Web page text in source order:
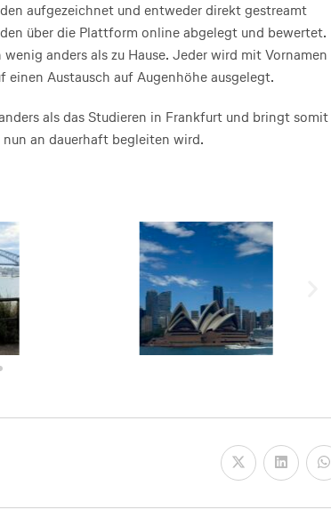
aufgezeichnet und entweder direkt gestreamt
über die Plattform online abgelegt und bewertet.
anders als zu Hause. Jeder wird mit Vornamen
Austausch auf Augenhöhe ausgelegt.
als das Studieren in Frankfurt und bringt somit
an dauerhaft begleiten wird.